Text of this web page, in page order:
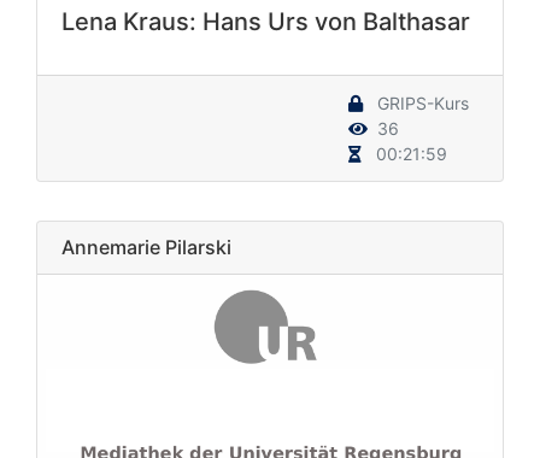
Lena Kraus: Hans Urs von Balthasar
GRIPS-Kurs
36
00:21:59
Annemarie Pilarski